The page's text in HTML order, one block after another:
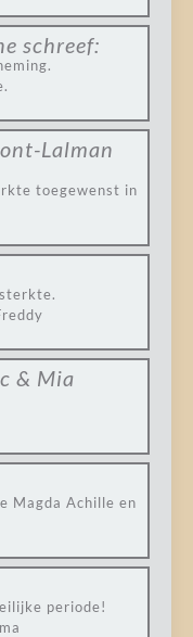
schreef:
Lalman
toegewenst in
& Mia
Magda Achille en
periode!